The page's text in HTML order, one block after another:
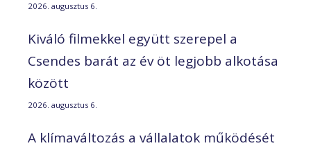
2026. augusztus 6.
Kiváló filmekkel együtt szerepel a
Csendes barát az év öt legjobb alkotása
között
2026. augusztus 6.
A klímaváltozás a vállalatok működését